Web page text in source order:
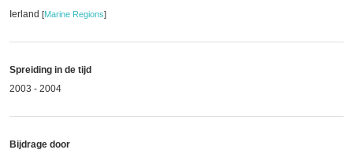
Ierland [Marine Regions]
Spreiding in de tijd
2003 - 2004
Bijdrage door